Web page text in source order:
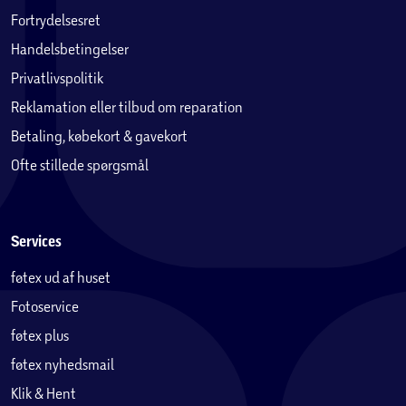
Apple Watch Series 11 kræver iPhone 11 eller nyere med
1Notifikationer om forhøjet blodtryk er ikke beregnet til
at blive brugt af personer under 22 år, gravide eller
personer, der tidligere er blevet diagnosticeret med
forhøjet blodtryk.
nyere (eksklusive Apple Watch SE-modeller) og kan
generere et EKG svarende til et enkeltaflednings­
elektrokardiogram. Beregnet til at blive brugt af personer,
der er fyldt 22 år.
4Notifikationer om uregelmæssig hjerterytme kræver de
Fortrydelsesret
Handelsbetingelser
Privatlivspolitik
Reklamation eller tilbud om reparation
Betaling, købekort & gavekort
Ofte stillede spørgsmål
Services
føtex ud af huset
Fotoservice
føtex plus
føtex nyhedsmail
Klik & Hent